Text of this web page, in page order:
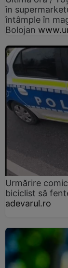
în
întâmple în
Bolojan
Urmărire
biciclist să
adevarul.ro